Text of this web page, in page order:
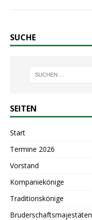
SUCHE
SEITEN
Start
Termine 2026
Vorstand
Kompaniekönige
Traditionskönige
Bruderschaftsmajestäten